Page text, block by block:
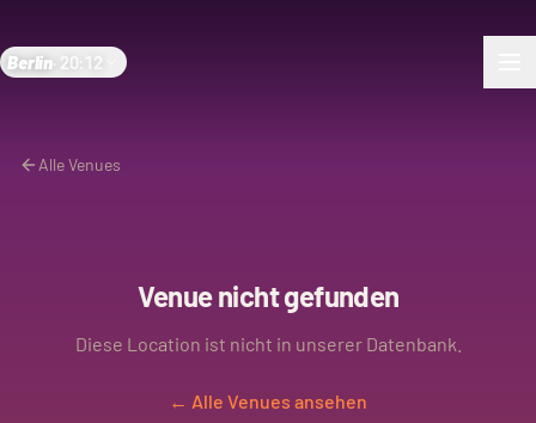
Berlin 20:12
Alle Venues
Venue nicht gefunden
Diese Location ist nicht in unserer Datenbank.
← Alle Venues ansehen